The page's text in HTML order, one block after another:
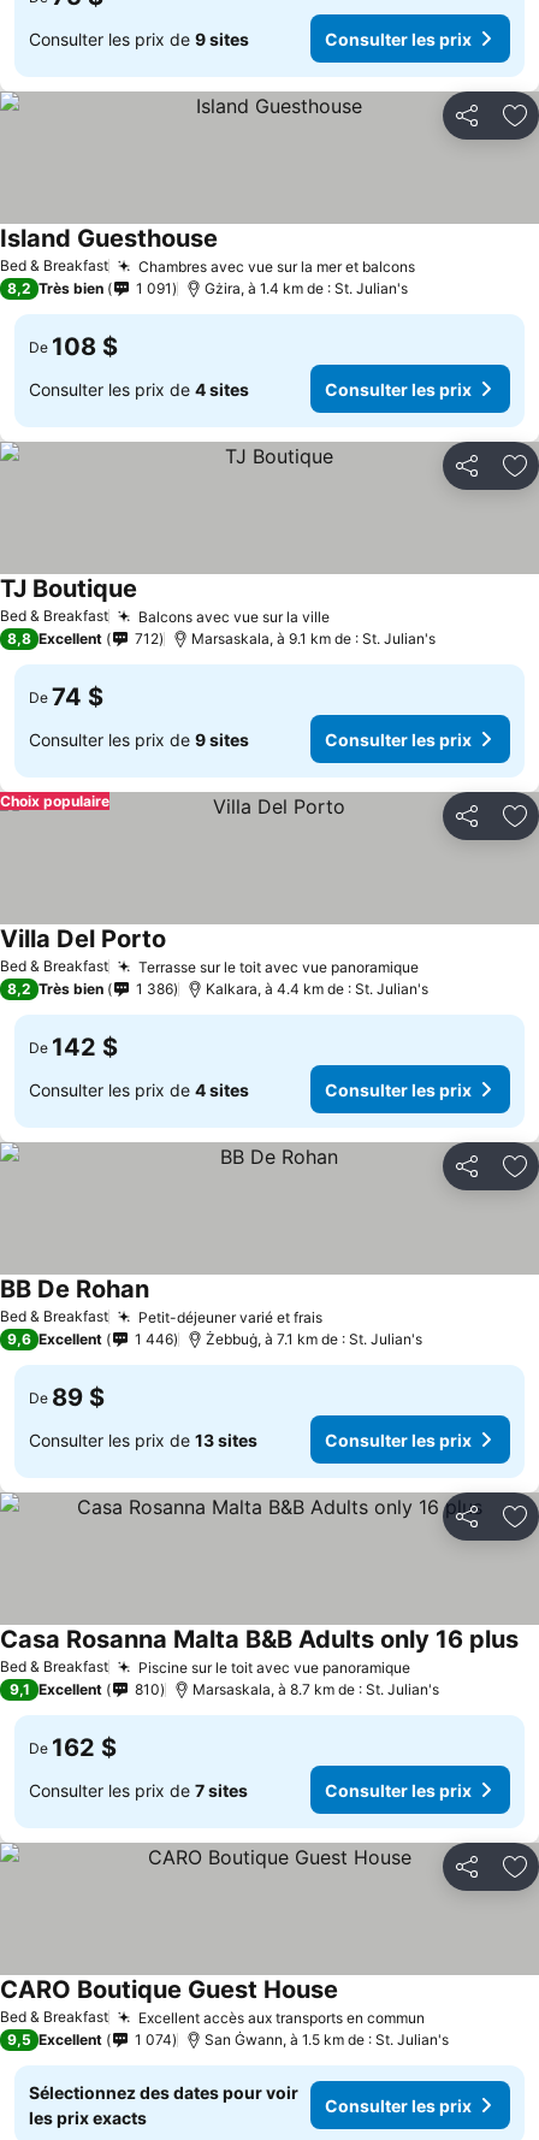
Consulter les prix de 9 sites Consulter les prix
Partager
Bed & Breakfast Chambres avec vue sur la mer et balcons
Island Guesthouse
8,2 Très bien 1 091 Gżira, à 1.4 km de : St. Julian's
De 108 $
Consulter les prix de 4 sites Consulter les prix
Partager
Bed & Breakfast Balcons avec vue sur la ville
TJ Boutique
8,8 Excellent 712 Marsaskala, à 9.1 km de : St. Julian's
De 74 $
Consulter les prix de 9 sites Consulter les prix
Partager
Choix populaire
Bed & Breakfast Terrasse sur le toit avec vue panoramique
Villa Del Porto
8,2 Très bien 1 386 Kalkara, à 4.4 km de : St. Julian's
De 142 $
Consulter les prix de 4 sites Consulter les prix
Partager
Bed & Breakfast Petit-déjeuner varié et frais
BB De Rohan
9,6 Excellent 1 446 Żebbuġ, à 7.1 km de : St. Julian's
De 89 $
Consulter les prix de 13 sites Consulter les prix
Partager
Bed & Breakfast Piscine sur le toit avec vue panoramique
Casa Rosanna Malta B&B Adults only 16 plus
9,1 Excellent 810 Marsaskala, à 8.7 km de : St. Julian's
De 162 $
Consulter les prix de 7 sites Consulter les prix
Partager
Bed & Breakfast Excellent accès aux transports en commun
CARO Boutique Guest House
9,5 Excellent 1 074 San Ġwann, à 1.5 km de : St. Julian's
Sélectionnez des dates pour voir
les prix exacts
Consulter les prix